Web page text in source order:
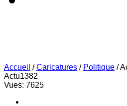
Accueil /Caricatures / Politique /
Actu1382
Vues: 7625